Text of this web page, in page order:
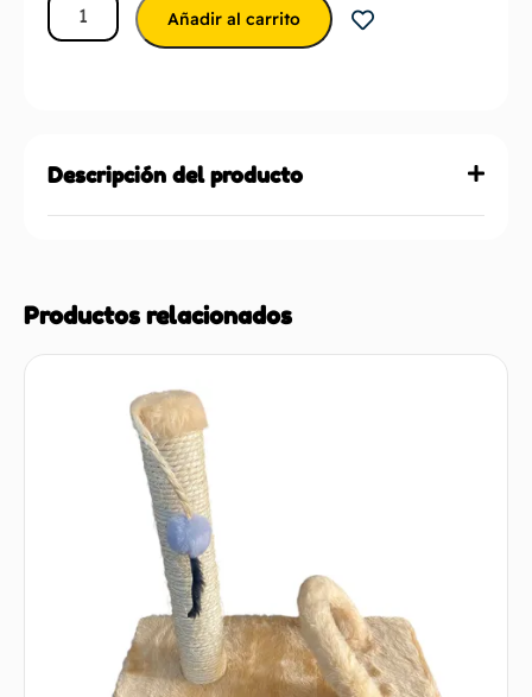
Añadir al carrito
Descripción del producto
Productos relacionados